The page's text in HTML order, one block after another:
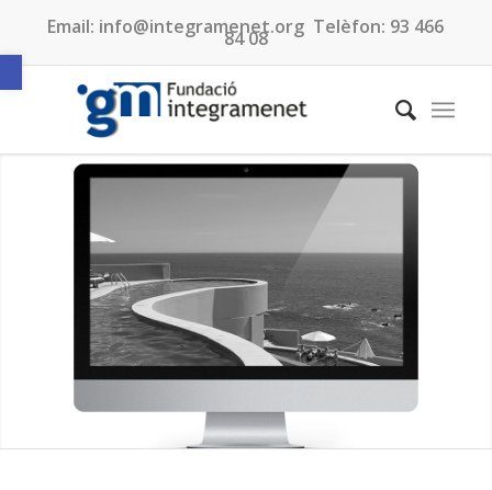
Obre la barra d'eines
Email: info@integramenet.org Telèfon: 93 466
84 08